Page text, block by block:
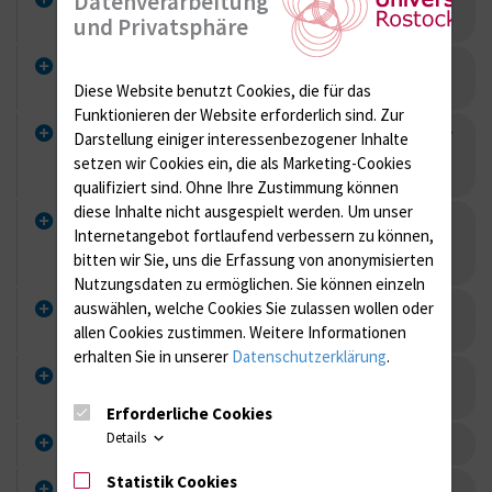
Studieninteressierte?
informieren?
Welche Zulassungsvoraussetzungen gibt es für
den Bachelorstudiengang Biomedizinische
Technik?
Welche Zulassungsvoraussetzungen gelten für
den Masterstudiengang Biomedizinische
Technik?
Welche Studienfächer werden vom Institut für
Biomedizinische Technik angeboten?
Wo kann ich die Vorlesungsskripten finden?
und Privatsphäre
Diese Website benutzt Cookies, die für das
Funktionieren der Website erforderlich sind. Zur
Darstellung einiger interessenbezogener Inhalte
setzen wir Cookies ein, die als Marketing-Cookies
qualifiziert sind. Ohne Ihre Zustimmung können
diese Inhalte nicht ausgespielt werden. Um unser
Internetangebot fortlaufend verbessern zu können,
bitten wir Sie, uns die Erfassung von anonymisierten
Nutzungsdaten zu ermöglichen. Sie können einzeln
auswählen, welche Cookies Sie zulassen wollen oder
allen Cookies zustimmen. Weitere Informationen
erhalten Sie in unserer Datenschutzerklärung.
Erforderliche Cookies
Details
Statistik Cookies